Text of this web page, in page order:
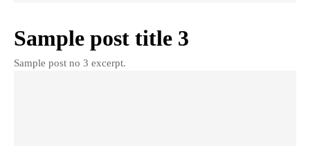
Sample post title 3
Sample post no 3 excerpt.